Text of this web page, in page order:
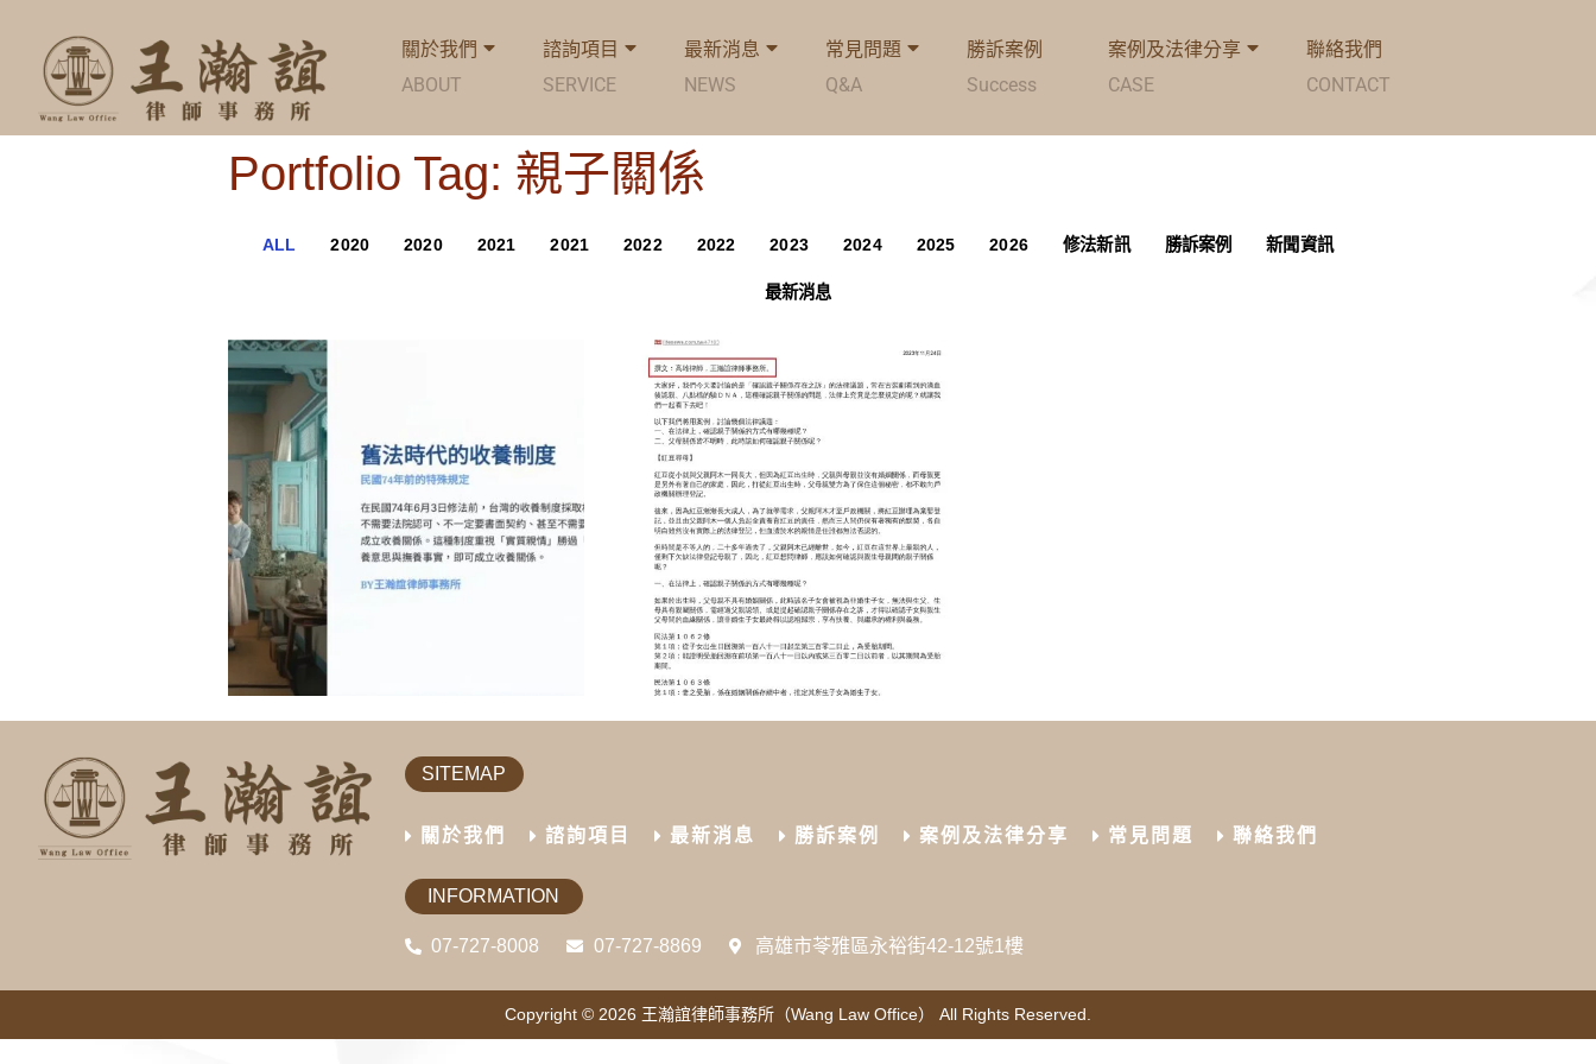
關於我們
ABOUT
諮詢項目
SERVICE
最新消息
NEWS
常見問題
Q&A
勝訴案例
Success
案例及法律分享
CASE
聯絡我們
CONTACT
Portfolio Tag: 親子關係
ALL 2020 2020 2021 2021 2022 2022 2023 2024 2025 2026 修法新訊 勝訴案例 新聞資訊
最新消息
SITEMAP
關於我們 諮詢項目 最新消息 勝訴案例 案例及法律分享 常見問題 聯絡我們
INFORMATION
07-727-8008 07-727-8869 高雄市苓雅區永裕街42-12號1樓
Copyright © 2026 王瀚誼律師事務所（Wang Law Office） All Rights Reserved.